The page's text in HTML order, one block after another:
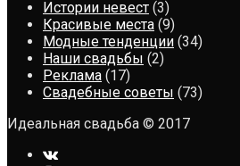
Истории невест (3)
Красивые места (9)
Модные тенденции (34)
Наши свадьбы (2)
Реклама (17)
Свадебные советы (73)
Идеальная свадьба © 2017